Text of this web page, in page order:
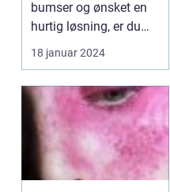
bumser og ønsket en
hurtig løsning, er du
ikke alene. Bumser kan
v...
18 januar 2024